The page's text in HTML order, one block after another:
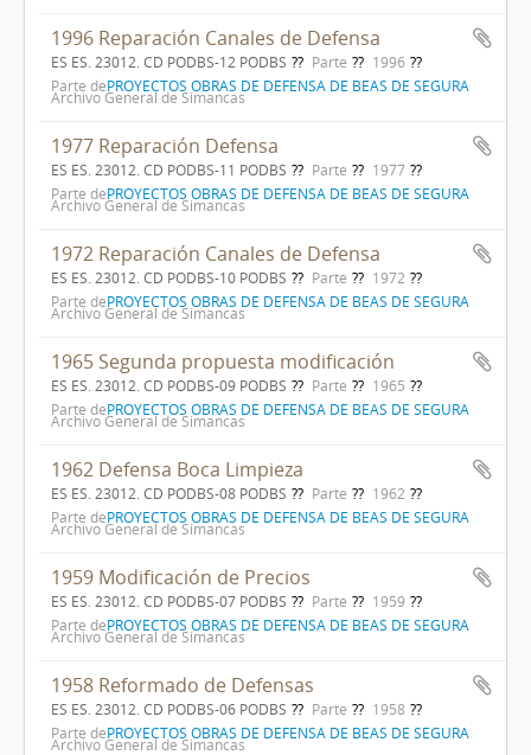
1996 Reparación Canales de Defensa
ES ES. 23012. CD PODBS-12 PODBS Parte
1996
Parte dePROYECTOS OBRAS DE DEFENSA DE BEAS DE SEGURA
Archivo General de Simancas
1977 Reparación Defensa
ES ES. 23012. CD PODBS-11 PODBS Parte
1977
Parte dePROYECTOS OBRAS DE DEFENSA DE BEAS DE SEGURA
Archivo General de Simancas
1972 Reparación Canales de Defensa
ES ES. 23012. CD PODBS-10 PODBS Parte
1972
Parte dePROYECTOS OBRAS DE DEFENSA DE BEAS DE SEGURA
Archivo General de Simancas
1965 Segunda propuesta modificación
ES ES. 23012. CD PODBS-09 PODBS Parte
1965
Parte dePROYECTOS OBRAS DE DEFENSA DE BEAS DE SEGURA
Archivo General de Simancas
1962 Defensa Boca Limpieza
ES ES. 23012. CD PODBS-08 PODBS Parte
1962
Parte dePROYECTOS OBRAS DE DEFENSA DE BEAS DE SEGURA
Archivo General de Simancas
1959 Modificación de Precios
ES ES. 23012. CD PODBS-07 PODBS Parte
1959
Parte dePROYECTOS OBRAS DE DEFENSA DE BEAS DE SEGURA
Archivo General de Simancas
1958 Reformado de Defensas
ES ES. 23012. CD PODBS-06 PODBS Parte
1958
Parte dePROYECTOS OBRAS DE DEFENSA DE BEAS DE SEGURA
Archivo General de Simancas